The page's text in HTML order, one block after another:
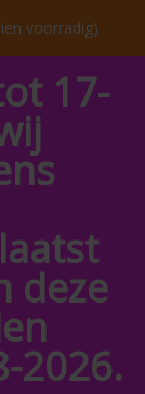
voorradig)
17-
deze
2026.